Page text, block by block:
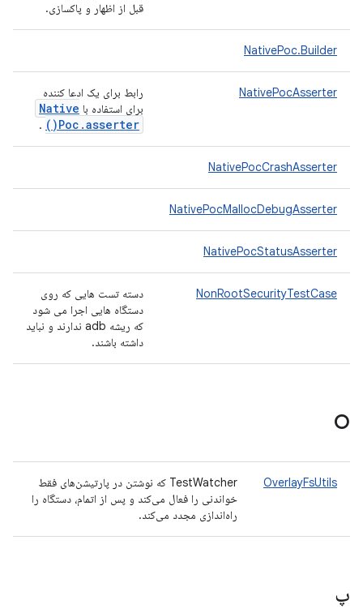
قبل از اظهار و پاکسازی.
NativePoc.Builder
NativePocAsserter
رابط برای یک ادعا کننده
برای استفاده با Native
Poc .asserter(
)
.
NativePocCrashAsserter
NativePocMallocDebugAsserter
NativePocStatusAsserter
NonRootSecurityTestCase
دسته تست هایی که روی
دستگاه هایی اجرا می شود
که ریشه adb ندارند و نباید
داشته باشند.
O
OverlayFsUtils
TestWatcher که نوشتن در پارتیشن‌های فقط
خواندنی را فعال می‌کند و پس از اتمام، دستگاه را
راه‌اندازی مجدد می‌کند.
پ